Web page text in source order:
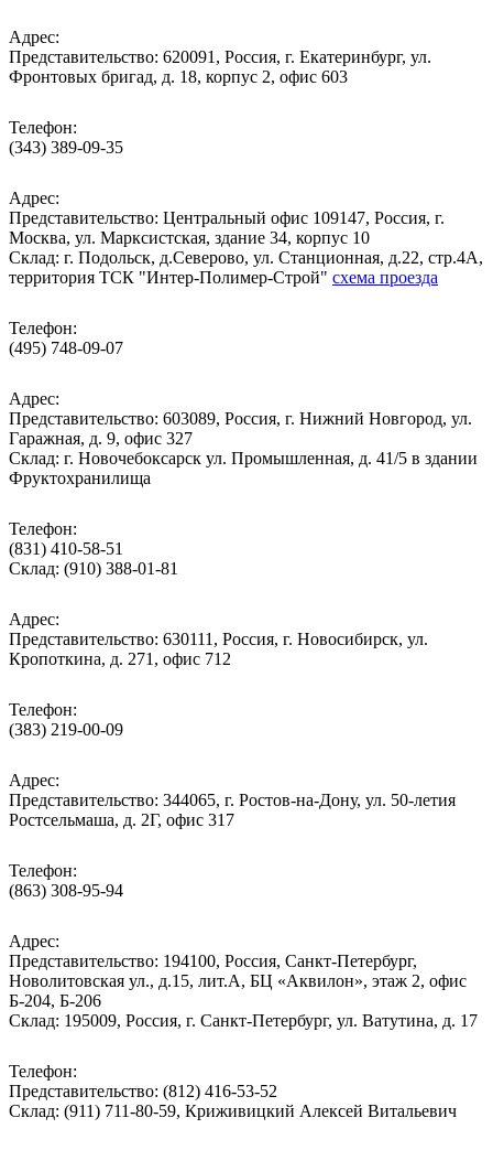
Адрес:
Представительство: 620091, Россия, г. Екатеринбург, ул.
Фронтовых бригад, д. 18, корпус 2, офис 603
Телефон:
(343) 389-09-35
Адрес:
Представительство: Центральный офис 109147, Россия, г.
Москва, ул. Марксистская, здание 34, корпус 10
Cклад: г. Подольск, д.Северово, ул. Станционная, д.22, стр.4А,
территория ТСК "Интер-Полимер-Строй" схема проезда
Телефон:
(495) 748-09-07
Адрес:
Представительство: 603089, Россия, г. Нижний Новгород, ул.
Гаражная, д. 9, офис 327
Склад: г. Новочебоксарск ул. Промышленная, д. 41/5 в здании
Фруктохранилища
Телефон:
(831) 410-58-51
Склад: (910) 388-01-81
Адрес:
Представительство: 630111, Россия, г. Новосибирск, ул.
Кропоткина, д. 271, офис 712
Телефон:
(383) 219-00-09
Адрес:
Представительство: 344065, г. Ростов-на-Дону, ул. 50-летия
Ростсельмаша, д. 2Г, офис 317
Телефон:
(863) 308-95-94
Адрес:
Представительство: 194100, Россия, Санкт-Петербург,
Новолитовская ул., д.15, лит.А, БЦ «Аквилон», этаж 2, офис
Б-204, Б-206
Склад: 195009, Россия, г. Санкт-Петербург, ул. Ватутина, д. 17
Телефон:
Представительство: (812) 416-53-52
Склад: (911) 711-80-59, Криживицкий Алексей Витальевич